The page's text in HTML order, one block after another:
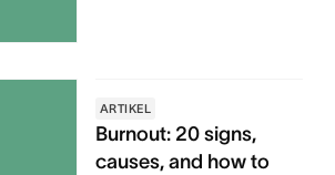
ARTIKEL
Burnout: 20 signs,
causes, and how to